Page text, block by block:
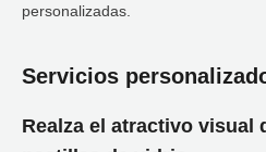
personalizadas.
Servicios
Realza el atractivo visual